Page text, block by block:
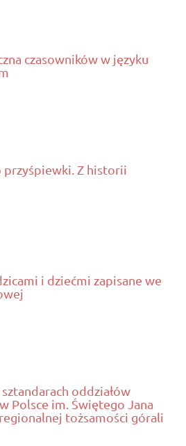
czasowników w języku
Z historii
i dziećmi zapisane we
oddziałów
Polsce im. Świętego Jana
regionalnej tożsamości górali